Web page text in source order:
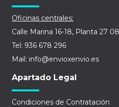
Oficinas centrales:
Calle Marina 16-18, Planta 27
Tel: 936 678 296
Mail: info@envioxenvio.es
Apartado Legal
Condiciones de Contratación